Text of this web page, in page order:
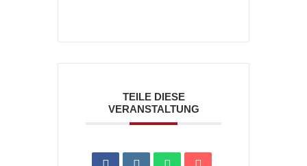
TEILE DIESE
VERANSTALTUNG